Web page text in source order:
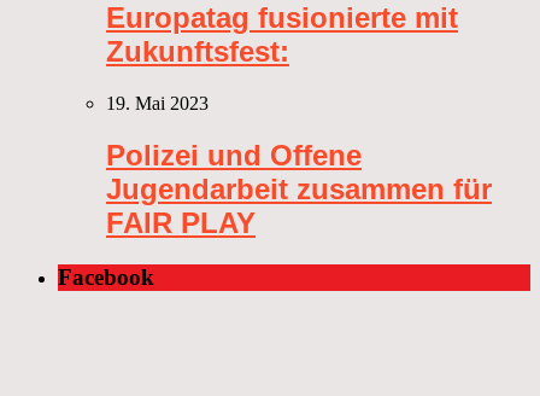
Europatag fusionierte mit
Zukunftsfest:
19. Mai 2023
Polizei und Offene
Jugendarbeit zusammen für
FAIR PLAY
Facebook